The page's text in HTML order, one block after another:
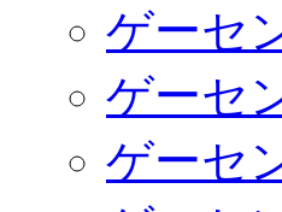
ゲーセ
ゲーセ
ゲーセ